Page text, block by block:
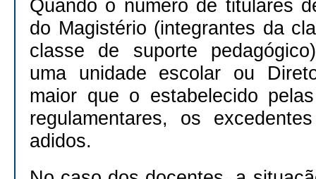
Quando o número de titulares
do Magistério (integrantes da
classe de suporte
uma unidade escolar ou
maior que o estabelecido
regulamentares, os
adidos.